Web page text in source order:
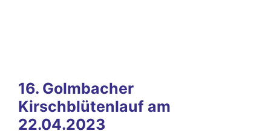
16. Golmbacher
Kirschblütenlauf am
22.04.2023